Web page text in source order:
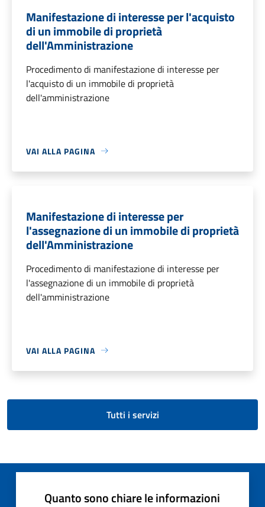
Manifestazione di interesse per l'acquisto
di un immobile di proprietà
dell'Amministrazione
Procedimento di manifestazione di interesse per
l'acquisto di un immobile di proprietà
dell'amministrazione
VAI ALLA PAGINA
Manifestazione di interesse per
l'assegnazione di un immobile di proprietà
dell'Amministrazione
Procedimento di manifestazione di interesse per
l'assegnazione di un immobile di proprietà
dell'amministrazione
VAI ALLA PAGINA
Tutti i servizi
Quanto sono chiare le informazioni